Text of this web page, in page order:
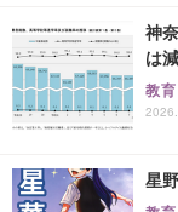
神
は
教
星